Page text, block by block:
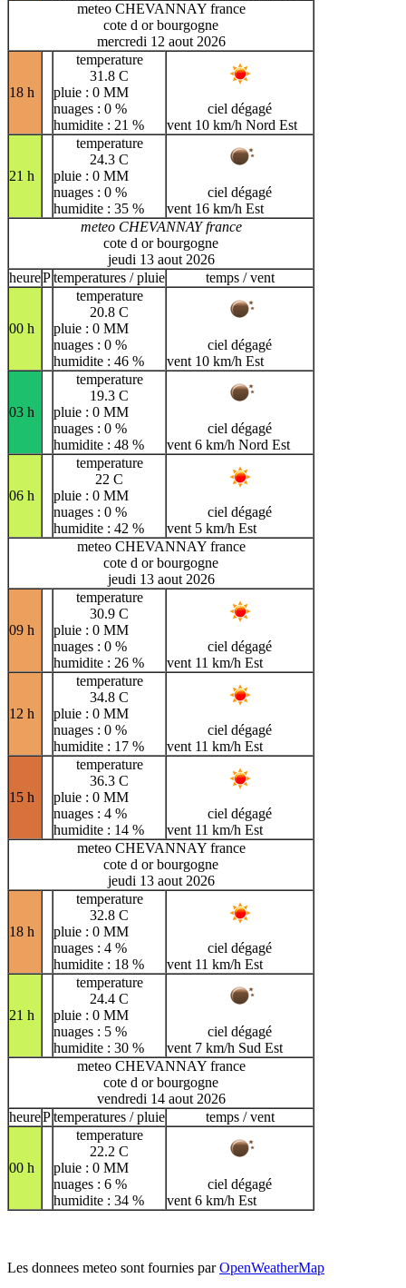
meteo CHEVANNAY france
cote d or bourgogne
mercredi 12 aout 2026
18 h
temperature
31.8 C
pluie : 0 MM
nuages : 0 %
humidite : 21 %
ciel dégagé
vent 10 km/h Nord Est
21 h
temperature
24.3 C
pluie : 0 MM
nuages : 0 %
humidite : 35 %
ciel dégagé
vent 16 km/h Est
meteo CHEVANNAY france
cote d or bourgogne
jeudi 13 aout 2026
heurePtemperatures / pluie temps / vent
00 h
temperature
20.8 C
pluie : 0 MM
nuages : 0 %
humidite : 46 %
ciel dégagé
vent 10 km/h Est
03 h
temperature
19.3 C
pluie : 0 MM
nuages : 0 %
humidite : 48 %
ciel dégagé
vent 6 km/h Nord Est
06 h
temperature
22 C
pluie : 0 MM
nuages : 0 %
humidite : 42 %
ciel dégagé
vent 5 km/h Est
meteo CHEVANNAY france
cote d or bourgogne
jeudi 13 aout 2026
09 h
temperature
30.9 C
pluie : 0 MM
nuages : 0 %
humidite : 26 %
ciel dégagé
vent 11 km/h Est
12 h
temperature
34.8 C
pluie : 0 MM
nuages : 0 %
humidite : 17 %
ciel dégagé
vent 11 km/h Est
15 h
temperature
36.3 C
pluie : 0 MM
nuages : 4 %
humidite : 14 %
ciel dégagé
vent 11 km/h Est
meteo CHEVANNAY france
cote d or bourgogne
jeudi 13 aout 2026
18 h
temperature
32.8 C
pluie : 0 MM
nuages : 4 %
humidite : 18 %
ciel dégagé
vent 11 km/h Est
21 h
temperature
24.4 C
pluie : 0 MM
nuages : 5 %
humidite : 30 %
ciel dégagé
vent 7 km/h Sud Est
meteo CHEVANNAY france
cote d or bourgogne
vendredi 14 aout 2026
heurePtemperatures / pluie temps / vent
00 h
temperature
22.2 C
pluie : 0 MM
nuages : 6 %
humidite : 34 %
ciel dégagé
vent 6 km/h Est
Les donnees meteo sont fournies parOpenWeatherMap